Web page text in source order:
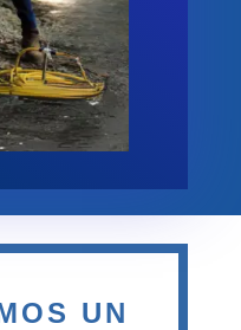
UN